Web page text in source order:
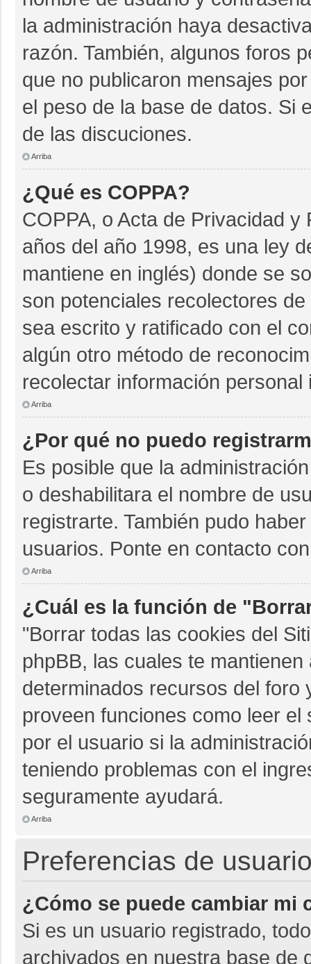
la administración haya
razón. También, algunos foros
que no publicaron mensajes
el peso de la base de datos. Si
de las discuciones.
Arriba
¿Qué es COPPA?
COPPA, o Acta de Privacidad
años del año 1998, es una ley
mantiene en inglés) donde se
son potenciales recolectores
sea escrito y ratificado con el
algún otro método de
recolectar información
Arriba
¿Por qué no puedo
Es posible que la
o deshabilitara el nombre de
registrarte. También pudo
usuarios. Ponte en contacto
Arriba
¿Cuál es la función de
"Borrar todas las cookies del
phpBB, las cuales te
determinados recursos del foro
proveen funciones como leer
por el usuario si la
teniendo problemas con el
seguramente ayudará.
Arriba
Preferencias de
¿Cómo se puede cambiar mi
Si es un usuario registrado,
archivados en nuestra base de